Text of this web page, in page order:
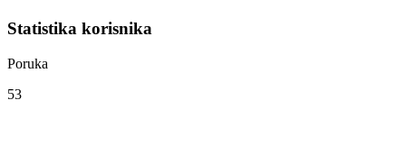
Statistika korisnika
Poruka
53